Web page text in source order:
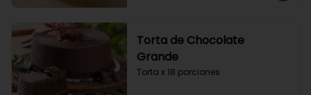
Torta de Chocolate
Grande
Torta x 18 porciones.